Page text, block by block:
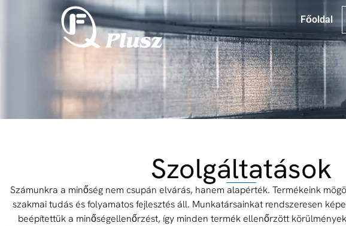
Főoldal
Szolgáltatások
Számunkra a minőség nem csupán elvárás, hanem alapérték. Termékeink
szakmai tudás és folyamatos fejlesztés áll. Munkatársainkat rendszeresen
beépítettük a minőségellenőrzést, így minden termék ellenőrzött